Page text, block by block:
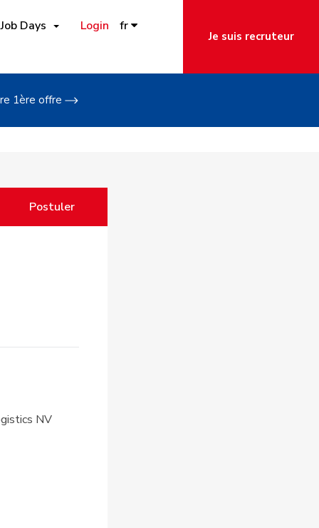
Job Days Login fr
Je suis recruteur
1ère offre
Postuler
NV